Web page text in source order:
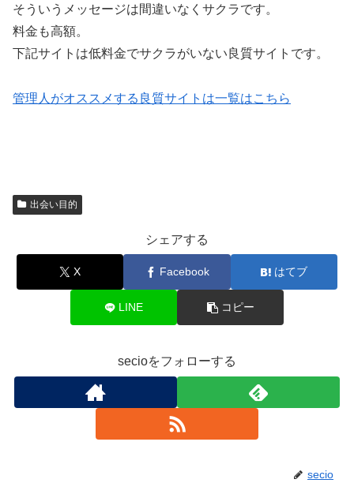
そういうメッセージは間違いなくサクラです。
料金も高額。
下記サイトは低料金でサクラがいない良質サイトです。
管理人がオススメする良質サイトは一覧はこちら
出会い目的
シェアする
X Facebook はてブ
LINE コピー
secioをフォローする
secio